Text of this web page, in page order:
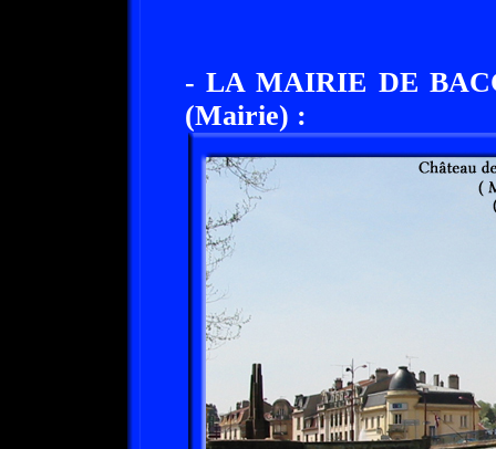
- LA MAIRIE DE
(Mairie) :